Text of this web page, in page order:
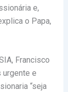
e,
o Papa,
Francisco
urgente e
“seja